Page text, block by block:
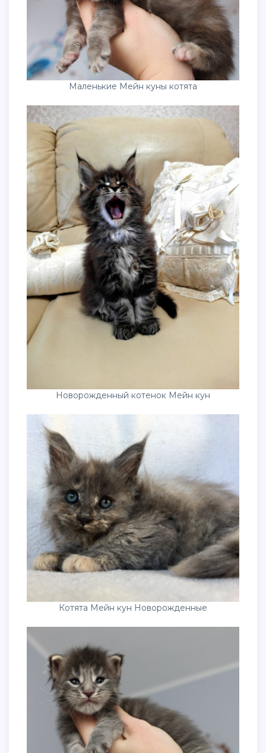
Маленькие Мейн куны котята
Новорожденный котенок Мейн кун
Котята Мейн кун Новорожденные